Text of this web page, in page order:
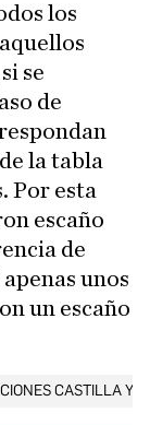
los
se
de
de la tabla
Por esta
escaño
de
unos
un escaño
CASTILLA Y